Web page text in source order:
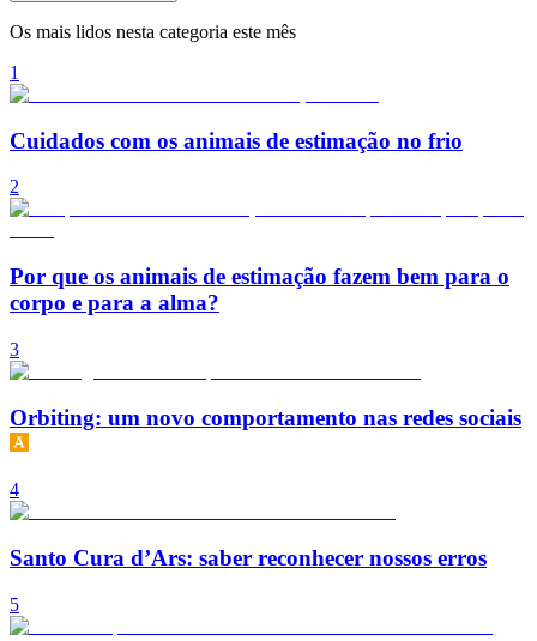
Os mais lidos nesta categoria este mês
1
Cuidados com os animais de estimação no frio
2
Por que os animais de estimação fazem bem para o
corpo e para a alma?
3
Orbiting: um novo comportamento nas redes sociais
4
Santo Cura d’Ars: saber reconhecer nossos erros
5